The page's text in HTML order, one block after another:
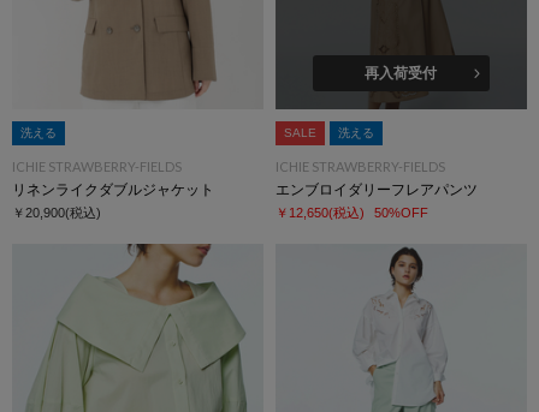
洗える
ICHIE STRAWBERRY-FIELDS
リネンライクダブルジャケット
￥20,900(税込)
再入荷受付
SALE 洗える
ICHIE STRAWBERRY-FIELDS
エンブロイダリーフレアパンツ
￥12,650(税込) 50%OFF